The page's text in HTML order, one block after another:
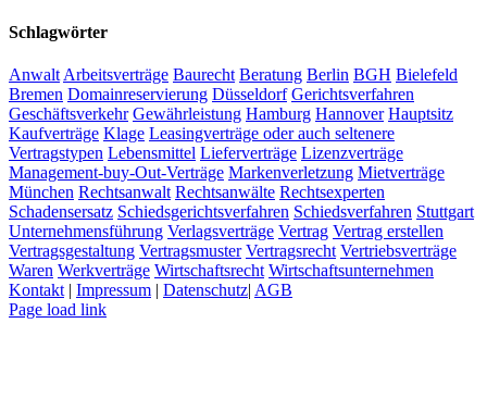
Schlagwörter
Anwalt Arbeitsverträge Baurecht Beratung Berlin BGH Bielefeld
Bremen Domainreservierung Düsseldorf Gerichtsverfahren
Geschäftsverkehr Gewährleistung Hamburg Hannover Hauptsitz
Kaufverträge Klage Leasingverträge oder auch seltenere
Vertragstypen Lebensmittel Lieferverträge Lizenzverträge
Management-buy-Out-Verträge Markenverletzung Mietverträge
München Rechtsanwalt Rechtsanwälte Rechtsexperten
Schadensersatz Schiedsgerichtsverfahren Schiedsverfahren Stuttgart
Unternehmensführung Verlagsverträge Vertrag Vertrag erstellen
Vertragsgestaltung Vertragsmuster Vertragsrecht Vertriebsverträge
Waren Werkverträge Wirtschaftsrecht Wirtschaftsunternehmen
Kontakt | Impressum | Datenschutz| AGB
Page load link